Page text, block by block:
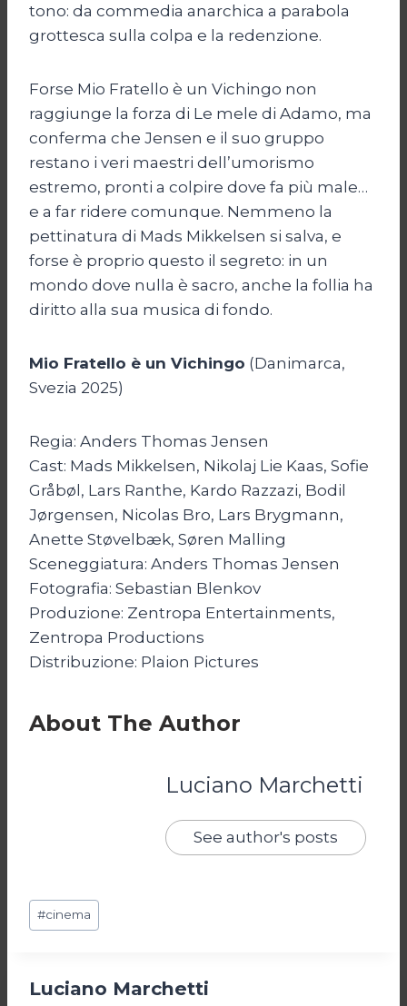
tono: da commedia anarchica a parabola
grottesca sulla colpa e la redenzione.
Forse Mio Fratello è un Vichingo non
raggiunge la forza di Le mele di Adamo, ma
conferma che Jensen e il suo gruppo
restano i veri maestri dell’umorismo
estremo, pronti a colpire dove fa più male…
e a far ridere comunque. Nemmeno la
pettinatura di Mads Mikkelsen si salva, e
forse è proprio questo il segreto: in un
mondo dove nulla è sacro, anche la follia ha
diritto alla sua musica di fondo.
Mio Fratello è un Vichingo (Danimarca,
Svezia 2025)
Regia: Anders Thomas Jensen
Cast: Mads Mikkelsen, Nikolaj Lie Kaas, Sofie
Gråbøl, Lars Ranthe, Kardo Razzazi, Bodil
Jørgensen, Nicolas Bro, Lars Brygmann,
Anette Støvelbæk, Søren Malling
Sceneggiatura: Anders Thomas Jensen
Fotografia: Sebastian Blenkov
Produzione: Zentropa Entertainments,
Zentropa Productions
Distribuzione: Plaion Pictures
About The Author
Luciano Marchetti
See author's posts
Tag
articolo:
#cinema
Luciano Marchetti